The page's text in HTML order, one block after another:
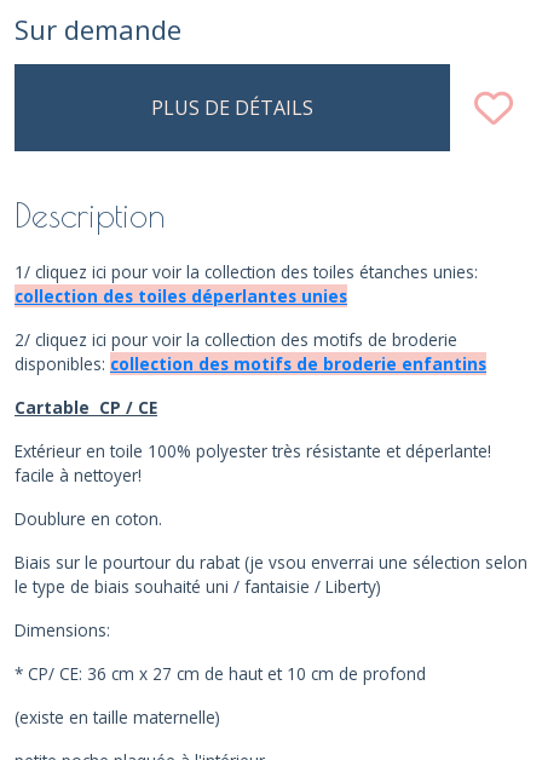
Sur demande
PLUS DE DÉTAILS
Description
1/ cliquez ici pour voir la collection des toiles étanches unies:
collection des toiles déperlantes unies
2/ cliquez ici pour voir la collection des motifs de broderie
disponibles: collection des motifs de broderie enfantins
Cartable CP / CE
Extérieur en toile 100% polyester très résistante et déperlante!
facile à nettoyer!
Doublure en coton.
Biais sur le pourtour du rabat (je vsou enverrai une sélection selon
le type de biais souhaité uni / fantaisie / Liberty)
Dimensions:
* CP/ CE: 36 cm x 27 cm de haut et 10 cm de profond
(existe en taille maternelle)